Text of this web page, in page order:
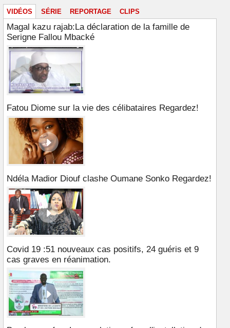
VIDÉOS SÉRIE REPORTAGE CLIPS
Magal kazu rajab:La déclaration de la famille de
Serigne Fallou Mbacké
Fatou Diome sur la vie des célibataires Regardez!
Ndéla Madior Diouf clashe Oumane Sonko Regardez!
Covid 19 :51 nouveaux cas positifs, 24 guéris et 9
cas graves en réanimation.